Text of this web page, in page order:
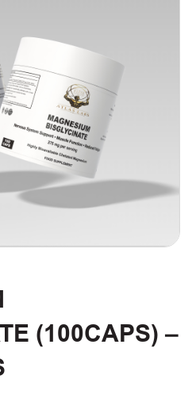
(100CAPS) –